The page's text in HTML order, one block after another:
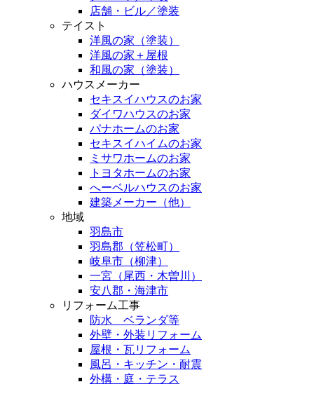
店舗・ビル／塗装
テイスト
洋風の家（塗装）
洋風の家＋屋根
和風の家（塗装）
ハウスメーカー
セキスイハウスのお家
ダイワハウスのお家
パナホームのお家
セキスイハイムのお家
ミサワホームのお家
トヨタホームのお家
へーベルハウスのお家
建築メーカー（他）
地域
羽島市
羽島郡（笠松町）
岐阜市（柳津）
一宮（尾西・木曽川）
安八郡・海津市
リフォーム工事
防水 ベランダ等
外壁・外装リフォーム
屋根・瓦リフォーム
風呂・キッチン・耐震
外構・庭・テラス